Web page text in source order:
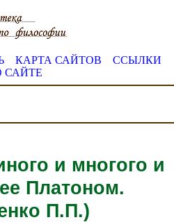
КАРТА САЙТОВ
ССЫЛКИ
САЙТЕ
и многого и
Платоном.
П.П.)